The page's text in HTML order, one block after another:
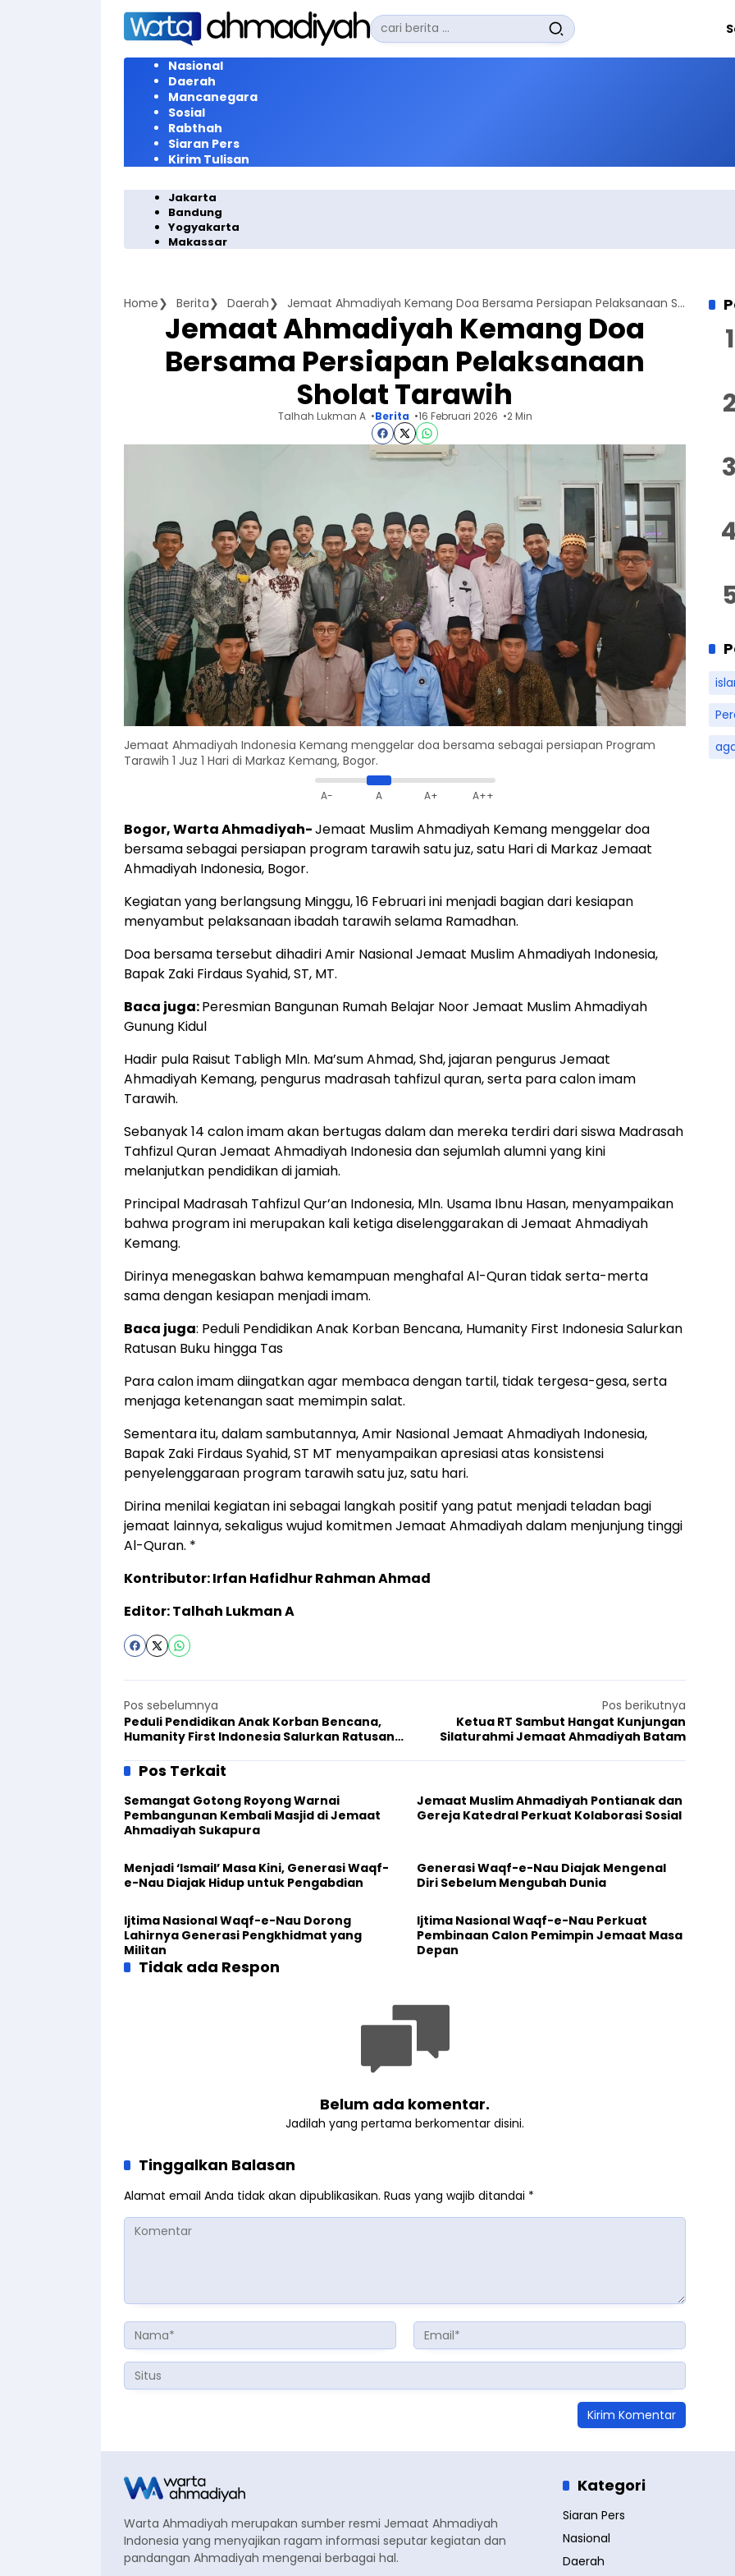
Langsung
konten
Pencarian
untuk:
Nasional
Daerah
Mancanegara
Sosial
Rabthah
Siaran Pers
Kirim Tulisan
Jakarta
Bandung
Yogyakarta
Makassar
Home Berita Daerah Jemaat Ahmadiyah Kemang Doa Bersama Persiapan Pelaksanaan Sholat Tarawih
Jemaat Ahmadiyah Kemang Doa
Bersama Persiapan Pelaksanaan
Sholat Tarawih
Talhah Lukman A Berita 16 Februari 2026 2 Min
Jemaat Ahmadiyah Indonesia Kemang menggelar doa bersama sebagai persiapan Program
Tarawih 1 Juz 1 Hari di Markaz Kemang, Bogor.
A- A A+ A++
Bogor, Warta Ahmadiyah-Jemaat Muslim Ahmadiyah Kemang menggelar doa
bersama sebagai persiapan program tarawih satu juz, satu Hari di Markaz Jemaat
Ahmadiyah Indonesia, Bogor.
Kegiatan yang berlangsung Minggu, 16 Februari ini menjadi bagian dari kesiapan
menyambut pelaksanaan ibadah tarawih selama Ramadhan.
Doa bersama tersebut dihadiri Amir Nasional Jemaat Muslim Ahmadiyah Indonesia,
Bapak Zaki Firdaus Syahid, ST, MT.
Baca juga:Peresmian Bangunan Rumah Belajar Noor Jemaat Muslim Ahmadiyah
Gunung Kidul
Hadir pula Raisut Tabligh Mln. Ma’sum Ahmad, Shd, jajaran pengurus Jemaat
Ahmadiyah Kemang, pengurus madrasah tahfizul quran, serta para calon imam
Tarawih.
Sebanyak 14 calon imam akan bertugas dalam dan mereka terdiri dari siswa Madrasah
Tahfizul Quran Jemaat Ahmadiyah Indonesia dan sejumlah alumni yang kini
melanjutkan pendidikan di jamiah.
Principal Madrasah Tahfizul Qur’an Indonesia, Mln. Usama Ibnu Hasan, menyampaikan
bahwa program ini merupakan kali ketiga diselenggarakan di Jemaat Ahmadiyah
Kemang.
Dirinya menegaskan bahwa kemampuan menghafal Al-Quran tidak serta-merta
sama dengan kesiapan menjadi imam.
Baca juga: Peduli Pendidikan Anak Korban Bencana, Humanity First Indonesia Salurkan
Ratusan Buku hingga Tas
Para calon imam diingatkan agar membaca dengan tartil, tidak tergesa-gesa, serta
menjaga ketenangan saat memimpin salat.
Sementara itu, dalam sambutannya, Amir Nasional Jemaat Ahmadiyah Indonesia,
Bapak Zaki Firdaus Syahid, ST MT menyampaikan apresiasi atas konsistensi
penyelenggaraan program tarawih satu juz, satu hari.
Dirina menilai kegiatan ini sebagai langkah positif yang patut menjadi teladan bagi
jemaat lainnya, sekaligus wujud komitmen Jemaat Ahmadiyah dalam menjunjung tinggi
Al-Quran. *
Kontributor: Irfan Hafidhur Rahman Ahmad
Editor: Talhah Lukman A
Pos sebelumnya
Peduli Pendidikan Anak Korban Bencana,
Humanity First Indonesia Salurkan Ratusan
Pos berikutnya
Ketua RT Sambut Hangat Kunjungan
Silaturahmi Jemaat Ahmadiyah Batam
Pos Terkait
Semangat Gotong Royong Warnai
Pembangunan Kembali Masjid di Jemaat
Ahmadiyah Sukapura
Jemaat Muslim Ahmadiyah Pontianak dan
Gereja Katedral Perkuat Kolaborasi Sosial
Menjadi ‘Ismail’ Masa Kini, Generasi Waqf-
e-Nau Diajak Hidup untuk Pengabdian
Generasi Waqf-e-Nau Diajak Mengenal
Diri Sebelum Mengubah Dunia
Ijtima Nasional Waqf-e-Nau Dorong
Lahirnya Generasi Pengkhidmat yang
Militan
Ijtima Nasional Waqf-e-Nau Perkuat
Pembinaan Calon Pemimpin Jemaat Masa
Depan
Tidak ada Respon
Belum ada komentar.
Jadilah yang pertama berkomentar disini.
Tinggalkan Balasan
Alamat email Anda tidak akan dipublikasikan. Ruas yang wajib ditandai *
Warta Ahmadiyah merupakan sumber resmi Jemaat Ahmadiyah
Indonesia yang menyajikan ragam informasi seputar kegiatan dan
pandangan Ahmadiyah mengenai berbagai hal.
Kategori
Siaran Pers
Nasional
Daerah